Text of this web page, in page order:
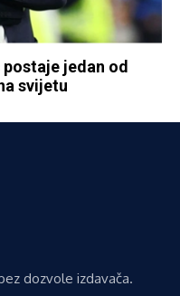
postaje jedan od
svijetu
dozvole izdavača.